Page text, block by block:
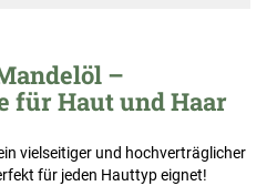
–
für Haut und Haar
vielseitiger und hochverträglicher
für jeden Hauttyp eignet!